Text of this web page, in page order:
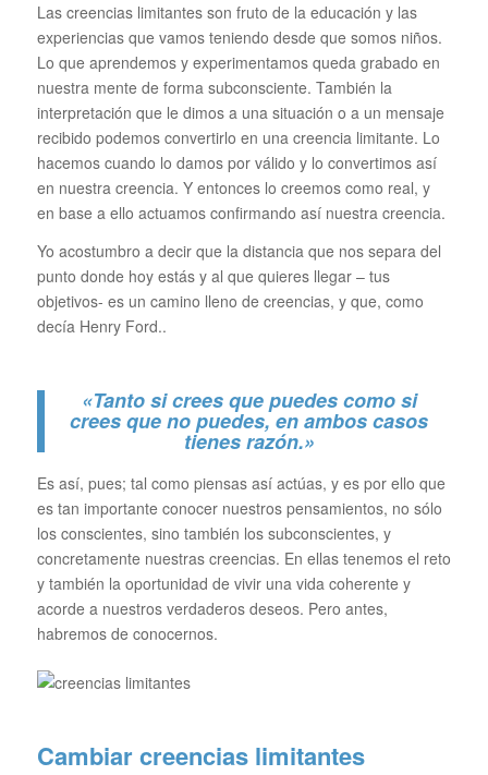
Las creencias limitantes son fruto de la educación y las
experiencias que vamos teniendo desde que somos niños.
Lo que aprendemos y experimentamos queda grabado en
nuestra mente de forma subconsciente. También la
interpretación que le dimos a una situación o a un mensaje
recibido podemos convertirlo en una creencia limitante. Lo
hacemos cuando lo damos por válido y lo convertimos así
en nuestra creencia. Y entonces lo creemos como real, y
en base a ello actuamos confirmando así nuestra creencia.
Yo acostumbro a decir que la distancia que nos separa del
punto donde hoy estás y al que quieres llegar – tus
objetivos- es un camino lleno de creencias, y que, como
decía Henry Ford..
«Tanto si crees que puedes como si
crees que no puedes, en ambos casos
tienes razón.»
Es así, pues; tal como piensas así actúas, y es por ello que
es tan importante conocer nuestros pensamientos, no sólo
los conscientes, sino también los subconscientes, y
concretamente nuestras creencias. En ellas tenemos el reto
y también la oportunidad de vivir una vida coherente y
acorde a nuestros verdaderos deseos. Pero antes,
habremos de conocernos.
Cambiar creencias limitantes